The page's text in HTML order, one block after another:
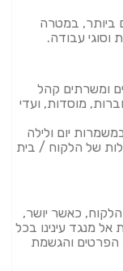
ביותר, במטרה
וסוגי עבודה.
ומשרתים קהל
מוסדות, ועדי
יום ולילה
של הלקוח / בית
כאשר יושר,
אל מנגד עינינו בכל
והגשמת